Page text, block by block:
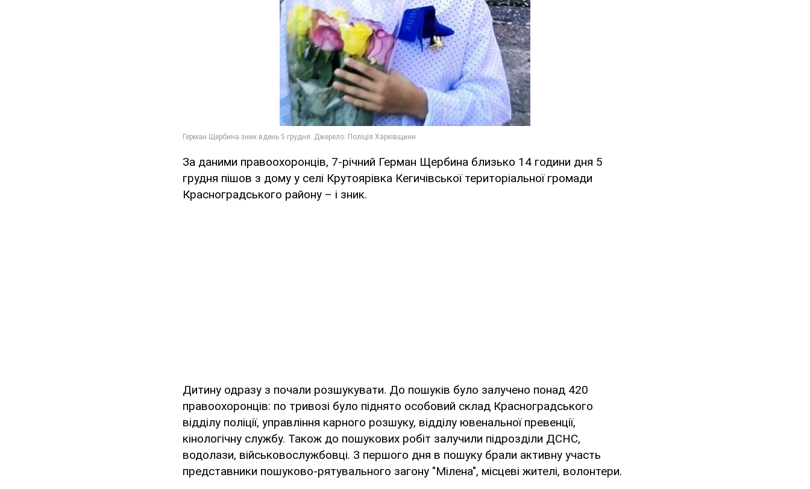
За даними правоохоронців, 7-річний Герман Щербина близько 14 години дня 5
грудня пішов з дому у селі Крутоярівка Кегичівської територіальної громади
Красноградського району – і зник.
Дитину одразу з почали розшукувати. До пошуків було залучено понад 420
правоохоронців: по тривозі було піднято особовий склад Красноградського
відділу поліції, управління карного розшуку, відділу ювенальної превенції,
кінологічну службу. Також до пошукових робіт залучили підрозділи ДСНС,
водолази, військовослужбовці. З першого дня в пошуку брали активну участь
представники пошуково-рятувального загону "Мілена", місцеві жителі, волонтери.